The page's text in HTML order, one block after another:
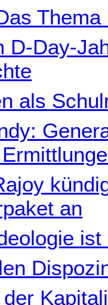
Thema
D-Day-
als
an
ist